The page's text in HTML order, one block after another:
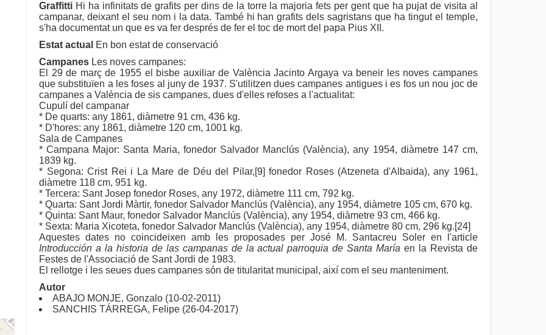
Graffitti Hi ha infinitats de grafits per dins de la torre la majoria fets per gent que ha pujat de visita al
campanar, deixant el seu nom i la data. També hi han grafits dels sagristans que ha tingut el temple,
s'ha documentat un que es va fer després de fer el toc de mort del papa Pius XII.
Estat actual En bon estat de conservació
Campanes Les noves campanes:
El 29 de març de 1955 el bisbe auxiliar de València Jacinto Argaya va beneir les noves campanes
que substituïen a les foses al juny de 1937. S'utilitzen dues campanes antigues i es fos un nou joc de
campanes a València de sis campanes, dues d'elles refoses a l'actualitat:
Cupulí del campanar
* De quarts: any 1861, diàmetre 91 cm, 436 kg.
* D'hores: any 1861, diàmetre 120 cm, 1001 kg.
Sala de Campanes
* Campana Major: Santa Maria, fonedor Salvador Manclús (València), any 1954, diàmetre 147 cm,
1839 kg.
* Segona: Crist Rei i La Mare de Déu del Pilar,[9] fonedor Roses (Atzeneta d'Albaida), any 1961,
diàmetre 118 cm, 951 kg.
* Tercera: Sant Josep fonedor Roses, any 1972, diàmetre 111 cm, 792 kg.
* Quarta: Sant Jordi Màrtir, fonedor Salvador Manclús (València), any 1954, diàmetre 105 cm, 670 kg.
* Quinta: Sant Maur, fonedor Salvador Manclús (València), any 1954, diàmetre 93 cm, 466 kg.
* Sexta: Maria Xicoteta, fonedor Salvador Manclús (València), any 1954, diàmetre 80 cm, 296 kg.[24]
Aquestes dates no coincideixen amb les proposades per José M. Santacreu Soler en l'article
Introducción a la historia de las campanas de la actual parroquia de Santa María en la Revista de
Festes de l'Associació de Sant Jordi de 1983.
El rellotge i les seues dues campanes són de titularitat municipal, així com el seu manteniment.
Autor
ABAJO MONJE, Gonzalo (10-02-2011)
SANCHIS TÁRREGA, Felipe (26-04-2017)